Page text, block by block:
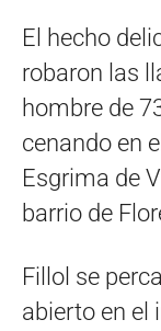
El hecho
robaron las
hombre de
cenando en
Esgrima de
barrio de
Fillol se
abierto en el